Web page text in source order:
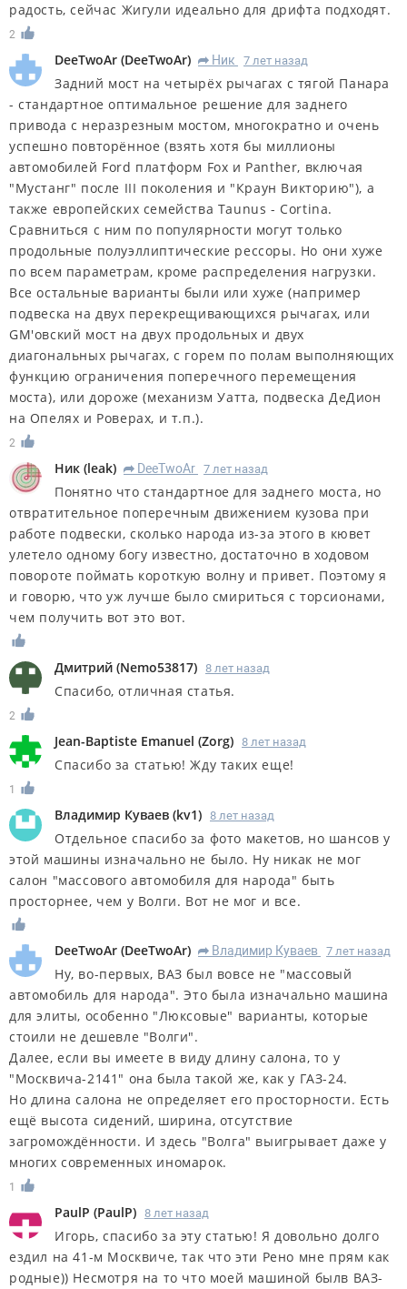
радость, сейчас Жигули идеально для дрифта подходят.
2
DeeTwoAr (DeeTwoAr) R Ник 7 лет назад
Задний мост на четырёх рычагах с тягой Панара
- стандартное оптимальное решение для заднего
привода с неразрезным мостом, многократно и очень
успешно повторённое (взять хотя бы миллионы
автомобилей Ford платформ Fox и Panther, включая
"Мустанг" после III поколения и "Краун Викторию"), а
также европейских семейства Taunus - Cortina.
Сравниться с ним по популярности могут только
продольные полуэллиптические рессоры. Но они хуже
по всем параметрам, кроме распределения нагрузки.
Все остальные варианты были или хуже (например
подвеска на двух перекрещивающихся рычагах, или
GM'овский мост на двух продольных и двух
диагональных рычагах, с горем по полам выполняющих
функцию ограничения поперечного перемещения
моста), или дороже (механизм Уатта, подвеска ДеДион
на Опелях и Роверах, и т.п.).
2
Ник (leak) R DeeTwoAr 7 лет назад
Понятно что стандартное для заднего моста, но
отвратительное поперечным движением кузова при
работе подвески, сколько народа из-за этого в кювет
улетело одному богу известно, достаточно в ходовом
повороте поймать короткую волну и привет. Поэтому я
и говорю, что уж лучше было смириться с торсионами,
чем получить вот это вот.
Дмитрий (Nemo53817) 8 лет назад
Спасибо, отличная статья.
2
Jean-Baptiste Emanuel (Zorg) 8 лет назад
Спасибо за статью! Жду таких еще!
1
Владимир Куваев (kv1) 8 лет назад
Отдельное спасибо за фото макетов, но шансов у
этой машины изначально не было. Ну никак не мог
салон "массового автомобиля для народа" быть
просторнее, чем у Волги. Вот не мог и все.
DeeTwoAr (DeeTwoAr) R Владимир Куваев 7 лет назад
Ну, во-первых, ВАЗ был вовсе не "массовый
автомобиль для народа". Это была изначально машина
для элиты, особенно "Люксовые" варианты, которые
стоили не дешевле "Волги".
Далее, если вы имеете в виду длину салона, то у
"Москвича-2141" она была такой же, как у ГАЗ-24.
Но длина салона не определяет его просторности. Есть
ещё высота сидений, ширина, отсутствие
загромождённости. И здесь "Волга" выигрывает даже у
многих современных иномарок.
1
PaulP (PaulP) 8 лет назад
Игорь, спасибо за эту статью! Я довольно долго
ездил на 41-м Москвиче, так что эти Рено мне прям как
родные)) Несмотря на то что моей машиной былв ВАЗ-